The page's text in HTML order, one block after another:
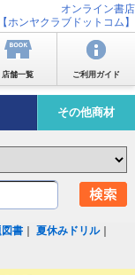
オンライン書店
【ホンヤクラブドットコム】
店舗一覧 ご利用ガイド
その他商材
書 ｜夏休みドリル｜